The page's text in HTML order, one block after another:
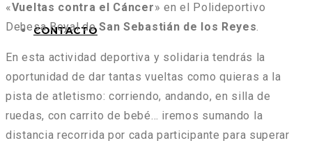
CONTACTO
«Vueltas contra el Cáncer» en el Polideportivo
Dehesa Boyal deSan Sebastián de los Reyes.
En esta actividad deportiva y solidaria tendrás la
oportunidad de dar tantas vueltas como quieras a la
pista de atletismo: corriendo, andando, en silla de
ruedas, con carrito de bebé… iremos sumando la
distancia recorrida por cada participante para superar